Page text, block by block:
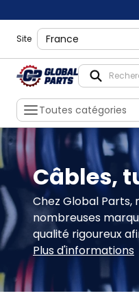
Site shippingLocation
Toutes catégories
Câbles,
Chez Global
nombreuses
qualité rigoureux
Plus d'informations